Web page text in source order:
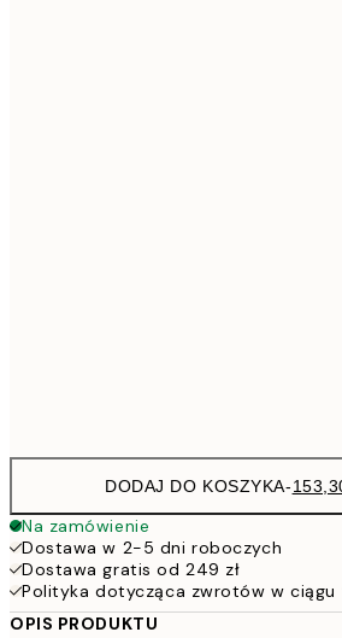
DODAJ DO KOSZYKA-
Na zamówienie
Dostawa w 2-5 dni roboczych
Dostawa gratis od 249 zł
Polityka dotycząca zwrotów w ciągu
OPIS PRODUKTU